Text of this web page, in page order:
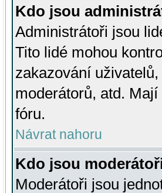
Kdo jsou
Administrátoři jsou
Tito lidé mohou
zakazování
moderátorů, atd.
fóru.
Návrat nahoru
Kdo jsou
Moderátoři jsou